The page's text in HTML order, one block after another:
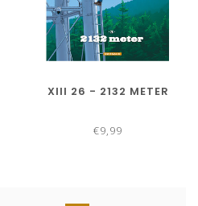
XIII 26 - 2132 METER
€9,99